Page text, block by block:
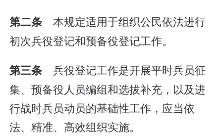
第二条本规定适用于组织公民依法进行
初次兵役登记和预备役登记工作。
第三条兵役登记工作是开展平时兵员征
集、预备役人员编组和选拔补充，以及进
行战时兵员动员的基础性工作，应当依
法、精准、高效组织实施。